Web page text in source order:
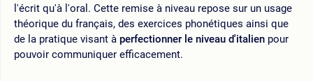
l'écrit qu'à l'oral. Cette remise à niveau repose sur un usage
théorique du français, des exercices phonétiques ainsi que
de la pratique visant à perfectionner le niveau d'italien pour
pouvoir communiquer efficacement.